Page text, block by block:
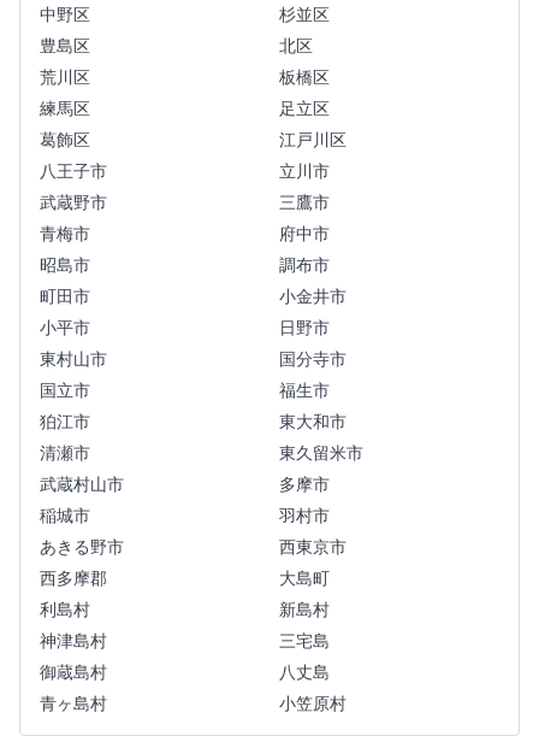
中野区
杉並区
豊島区
北区
荒川区
板橋区
練馬区
足立区
葛飾区
江戸川区
八王子市
立川市
武蔵野市
三鷹市
青梅市
府中市
昭島市
調布市
町田市
小金井市
小平市
日野市
東村山市
国分寺市
国立市
福生市
狛江市
東大和市
清瀬市
東久留米市
武蔵村山市
多摩市
稲城市
羽村市
あきる野市
西東京市
西多摩郡
大島町
利島村
新島村
神津島村
三宅島
御蔵島村
八丈島
青ヶ島村
小笠原村